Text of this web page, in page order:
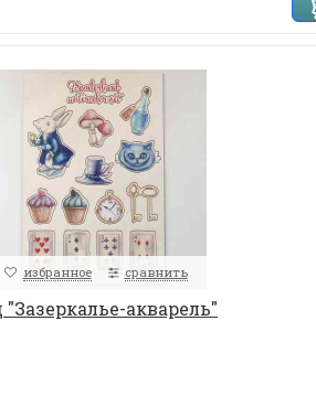
избранное сравнить
акварель"